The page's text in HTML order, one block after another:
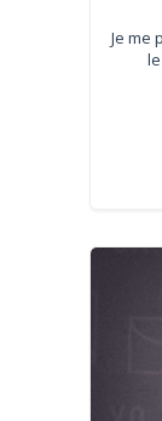
Je me